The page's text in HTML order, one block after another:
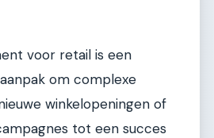
voor retail is een
om complexe
winkelopeningen of
tot een succes